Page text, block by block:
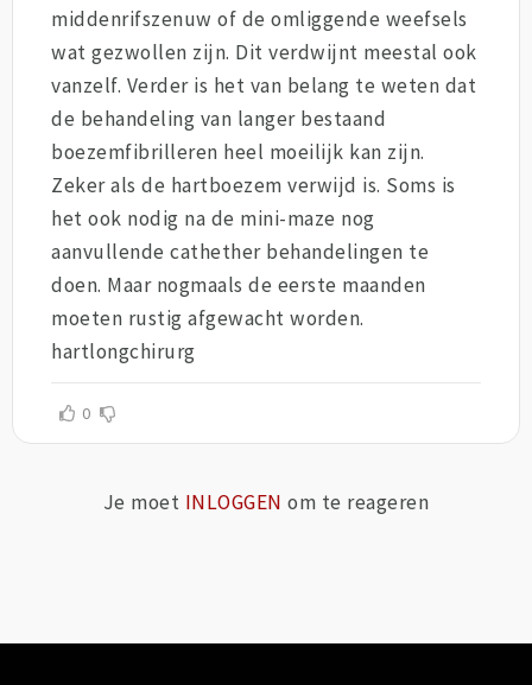
middenrifszenuw of de omliggende weefsels
wat gezwollen zijn. Dit verdwijnt meestal ook
vanzelf. Verder is het van belang te weten dat
de behandeling van langer bestaand
boezemfibrilleren heel moeilijk kan zijn.
Zeker als de hartboezem verwijd is. Soms is
het ook nodig na de mini-maze nog
aanvullende cathether behandelingen te
doen. Maar nogmaals de eerste maanden
moeten rustig afgewacht worden.
hartlongchirurg
0
Je moet INLOGGEN om te reageren